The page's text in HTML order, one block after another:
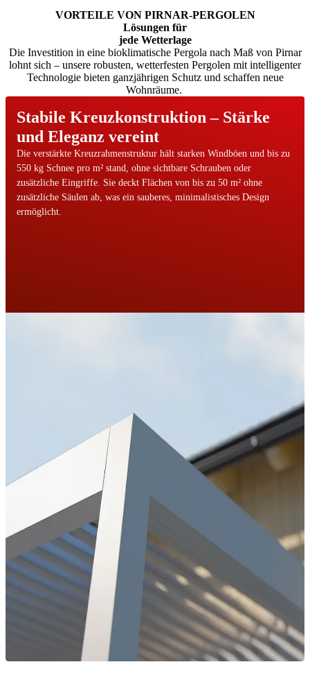
VORTEILE VON PIRNAR-PERGOLEN
Lösungen für
jede Wetterlage
Die Investition in eine bioklimatische Pergola nach Maß von Pirnar
lohnt sich – unsere robusten, wetterfesten Pergolen mit intelligenter
Technologie bieten ganzjährigen Schutz und schaffen neue
Wohnräume.
Stabile Kreuzkonstruktion – Stärke
und Eleganz vereint
Die verstärkte Kreuzrahmenstruktur hält starken Windböen und bis zu
550 kg Schnee pro m² stand, ohne sichtbare Schrauben oder
zusätzliche Eingriffe. Sie deckt Flächen von bis zu 50 m² ohne
zusätzliche Säulen ab, was ein sauberes, minimalistisches Design
ermöglicht.